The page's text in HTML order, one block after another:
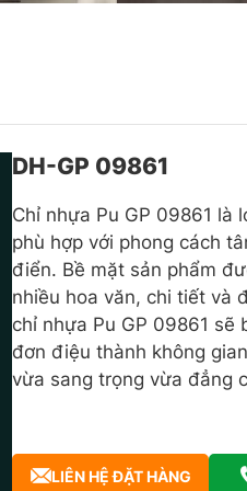
DH-GP 09861
Chỉ nhựa Pu GP 09861 là
phù hợp với phong cách
điển. Bề mặt sản phẩm
nhiều hoa văn, chi tiết và
chỉ nhựa Pu GP 09861 sẽ
đơn điệu thành không
vừa sang trọng vừa đẳng
LIÊN HỆ ĐẶT HÀNG